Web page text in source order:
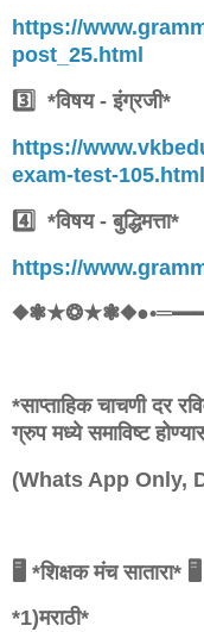
https://
post_25.html
3️⃣ *विषय - इंग्रजी*
https://
exam-test-105.html
4️⃣ *विषय - बुद्धिमत्ता*
https://
*साप्ताहिक चाचणी दर
ग्रुप मध्ये समाविष्ट
(Whats App Only,
🖥 *शिक्षक मंच सातारा* 🖥
*1)मराठी*